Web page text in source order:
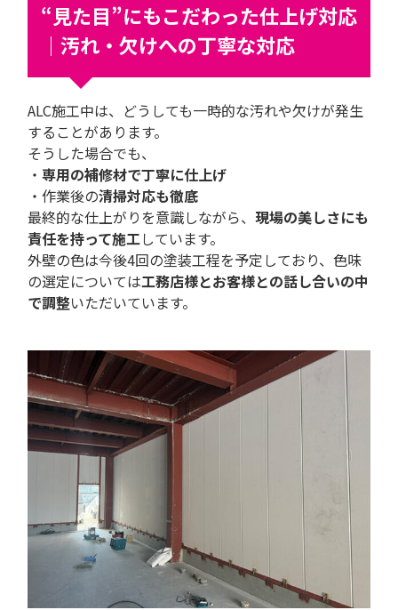
“見た目”にもこだわった仕上げ対応
｜汚れ・欠けへの丁寧な対応
ALC施工中は、どうしても一時的な汚れや欠けが発生
することがあります。
そうした場合でも、
・ 専用の補修材で丁寧に仕上げ
・作業後の清掃対応も徹底
最終的な仕上がりを意識しながら、 現場の美しさにも
責任を持って施工しています。
外壁の色は今後4回の塗装工程を予定しており、色味
の選定については工務店様とお客様との話し合いの中
で調整いただいています。